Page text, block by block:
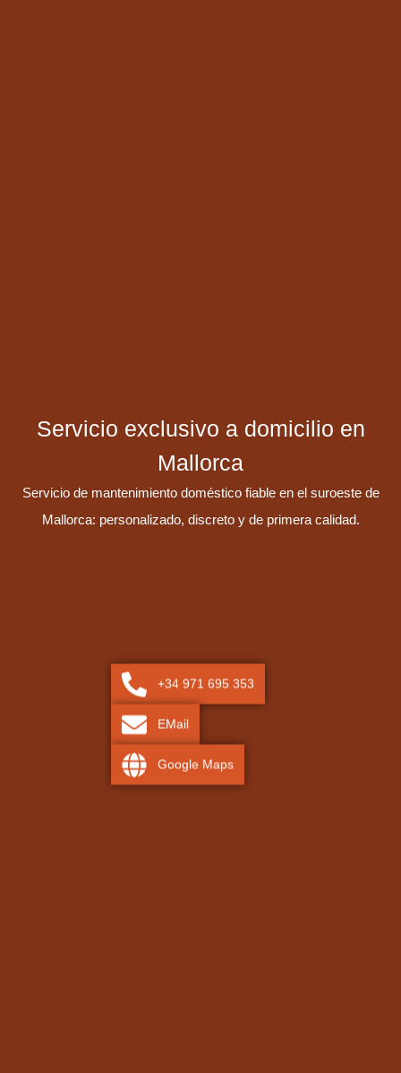
Servicio exclusivo a domicilio en
Mallorca
Servicio de mantenimiento doméstico fiable en el suroeste de
Mallorca: personalizado, discreto y de primera calidad.
+34 971 695 353
EMail
Google Maps